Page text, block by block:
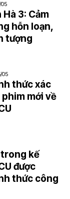
05
3: Cảm
hỗn loạn,
tượng
05
thức xác
mới về
kế
được
thức công